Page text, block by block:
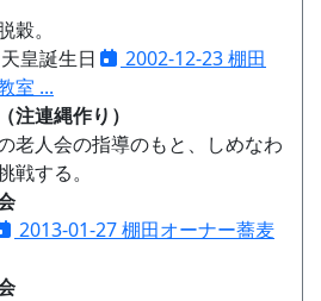
穀。
皇誕生日
2002-12-23 棚田
室 ...
注連縄作り）
老人会の指導のもと、しめなわ
戦する。
2013-01-27 棚田オーナー蕎麦